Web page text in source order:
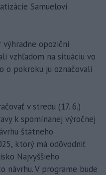
Samuelovi
výhradne opoziční
vzhľadom na situáciu vo
o pokroku ju označovali
v stredu (17. 6.)
k spomínanej výročnej
štátneho
ktorý má odôvodniť
Najvyššieho
návrhu. V programe bude